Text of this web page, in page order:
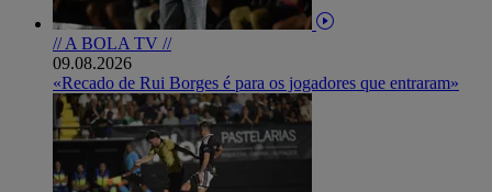
// A BOLA TV //
09.08.2026
«Recado de Rui Borges é para os jogadores que entraram»